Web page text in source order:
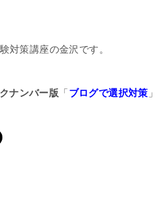
対策講座の金沢です。
ナンバー版 「 ブログで選択対策